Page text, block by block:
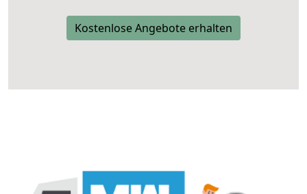
Kostenlose Angebote erhalten